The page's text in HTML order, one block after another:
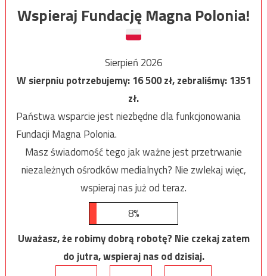
Wspieraj Fundację Magna Polonia!
Sierpień 2026
W sierpniu potrzebujemy:16 500zł, zebraliśmy:1351
zł.
Państwa wsparcie jest niezbędne dla funkcjonowania
Fundacji Magna Polonia.
Masz świadomość tego jak ważne jest przetrwanie
niezależnych ośrodków medialnych? Nie zwlekaj więc,
wspieraj nas już od teraz.
8%
Uważasz, że robimy dobrą robotę? Nie czekaj zatem
do jutra, wspieraj nas od dzisiaj.